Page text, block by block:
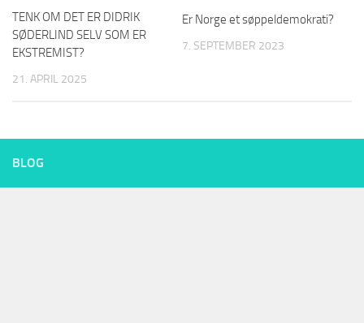
TENK OM DET ER DIDRIK
SØDERLIND SELV SOM ER
EKSTREMIST?
21. APRIL 2025
Er Norge et søppeldemokrati?
7. SEPTEMBER 2023
BLOG